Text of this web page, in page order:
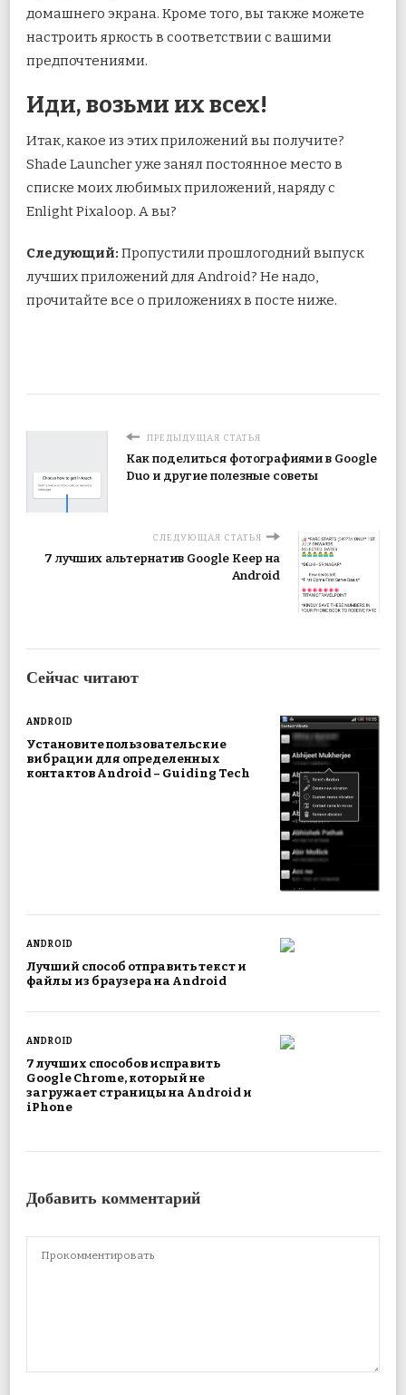
домашнего экрана. Кроме того, вы также можете
настроить яркость в соответствии с вашими
предпочтениями.
Иди, возьми их всех!
Итак, какое из этих приложений вы получите?
Shade Launcher уже занял постоянное место в
списке моих любимых приложений, наряду с
Enlight Pixaloop. А вы?
Следующий: Пропустили прошлогодний выпуск
лучших приложений для Android? Не надо,
прочитайте все о приложениях в посте ниже.
ПРЕДЫДУЩАЯ СТАТЬЯ
Как поделиться фотографиями в Google
Duo и другие полезные советы
СЛЕДУЮЩАЯ СТАТЬЯ
7 лучших альтернатив Google Keep на
Android
Сейчас читают
ANDROID
Установите пользовательские
вибрации для определенных
контактов Android – Guiding Tech
ANDROID
Лучший способ отправить текст и
файлы из браузера на Android
ANDROID
7 лучших способов исправить
Google Chrome, который не
загружает страницы на Android и
iPhone
Добавить комментарий